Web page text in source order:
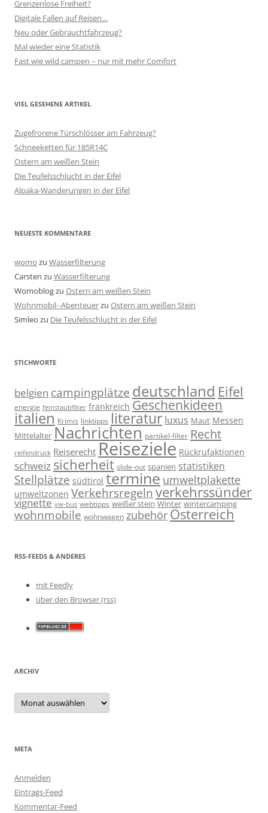
Grenzenlose Freiheit?
Digitale Fallen auf Reisen…
Neu oder Gebrauchtfahrzeug?
Mal wieder eine Statistik
Fast wie wild campen – nur mit mehr Comfort
VIEL GESEHENE ARTIKEL
Zugefrorene Türschlösser am Fahrzeug?
Schneeketten für 185R14C
Ostern am weißen Stein
Die Teufelsschlucht in der Eifel
Alpaka-Wanderungen in der Eifel
NEUESTE KOMMENTARE
womo zu Wasserfilterung
Carsten zu Wasserfilterung
Womoblogzu Ostern am weißen Stein
Wohnmobil--Abenteuerzu Ostern am weißen Stein
Simleo zu Die Teufelsschlucht in der Eifel
STICHWORTE
belgien campingplätze deutschland Eifel
energie feinstaubfilter frankreich Geschenkideen
italien Krimis linktipps literatur luxus Maut Messen
Mittelalter Nachrichten partikel-filter Recht
reifendruck Reiserecht Reiseziele Rückrufaktionen
schweiz sicherheit slide-out spanien statistiken
Stellplätze südtirol termine umweltplakette
umweltzonen Verkehrsregeln verkehrssünder
vignette vw-bus webtipps weißer stein Winter wintercamping
wohnmobile wohnwagen zubehör Österreich
RSS-FEEDS & ANDERES
mit Feedly
über den Browser (rss)
ARCHIV
Archiv
META
Anmelden
Eintrags-Feed
Kommentar-Feed